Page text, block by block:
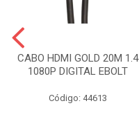
CABO HDMI GOLD 20M 1.4
1080P DIGITAL EBOLT
Código: 44613